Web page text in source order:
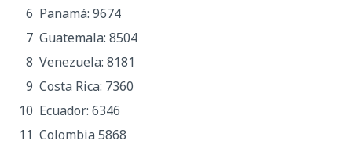
Panamá: 9674
Guatemala: 8504
Venezuela: 8181
Costa Rica: 7360
Ecuador: 6346
Colombia 5868